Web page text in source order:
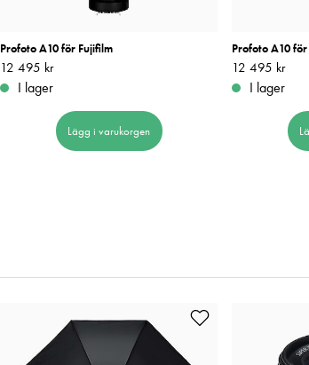
Profoto A10 för Fujifilm
Pris :12 495 kr
12 495 kr
I lager
Lägg i varukorgen
Profoto A10
Pris :12 495 kr
12 495 kr
I lager